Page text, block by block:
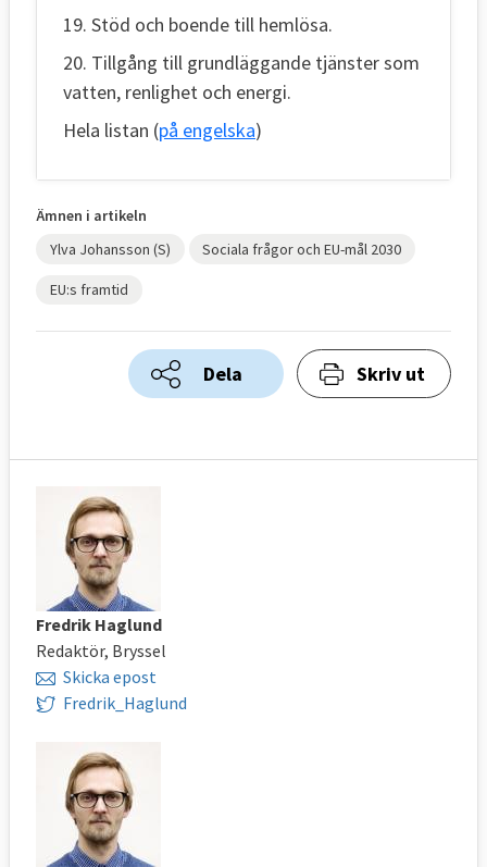
19. Stöd och boende till hemlösa.
20. Tillgång till grundläggande tjänster som
vatten, renlighet och energi.
Hela listan (på engelska)
Ämnen i artikeln
Ylva Johansson (S)
Sociala frågor och EU-mål 2030
EU:s framtid
Dela Skriv ut
Fredrik Haglund
Redaktör, Bryssel
Skicka epost
Fredrik_Haglund